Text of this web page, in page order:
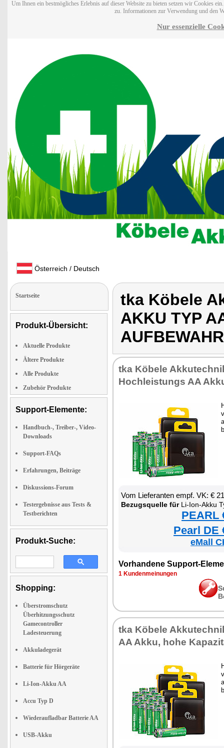
Um Ihnen ein bestmögliches Erlebnis auf dieser Website zu bieten setzen wir Cookies
zu. Informationen zur Verwendung und den
Nur essenzielle
Österreich / Deutsch
Startseite
Produkt-Übersicht:
Aktuelle Produkte
Ältere Produkte
Alle Produkte
Zubehör Produkte
Support-Elemente:
Handbuch-, Treiber-, Video-
Downloads
Support-FAQs
Erfahrungen, Beiträge
Diskussions-Forum
Testergebnisse aus Tests &
Testberichten
Produkt-Suche:
Shopping:
Überstromschutz
Überhitzungsschutz
Gamecontroller
Ladesteuerung
Akkuladegerät
Batterie für Hörgeräte
Li-Ion-Akku AA
Accu Typ D
Wiederaufladbar Batterie AA
USB-Akku
tka Köbele
AKKU TYP
tka Köbele
Hochleistungs AA
Vom Lieferanten empf. VK: €
Bezugsquelle fürLi-Ion-Akku Typ AA /
PEARL
Pearl DE
eMall
Vorhandene Support-
1 Kundenmeinungen
tka Köbele
AA Akku, hohe